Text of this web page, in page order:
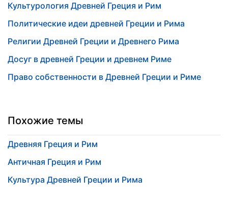
Культурология Древней Греция и Рим
Политические идеи древней Греции и Рима
Религии Древней Греции и Древнего Рима
Досуг в древней Греции и древнем Риме
Право собственности в Древней Греции и Риме
Похожие темы
Древняя Греция и Рим
Античная Греция и Рим
Культура Древней Греции и Рима